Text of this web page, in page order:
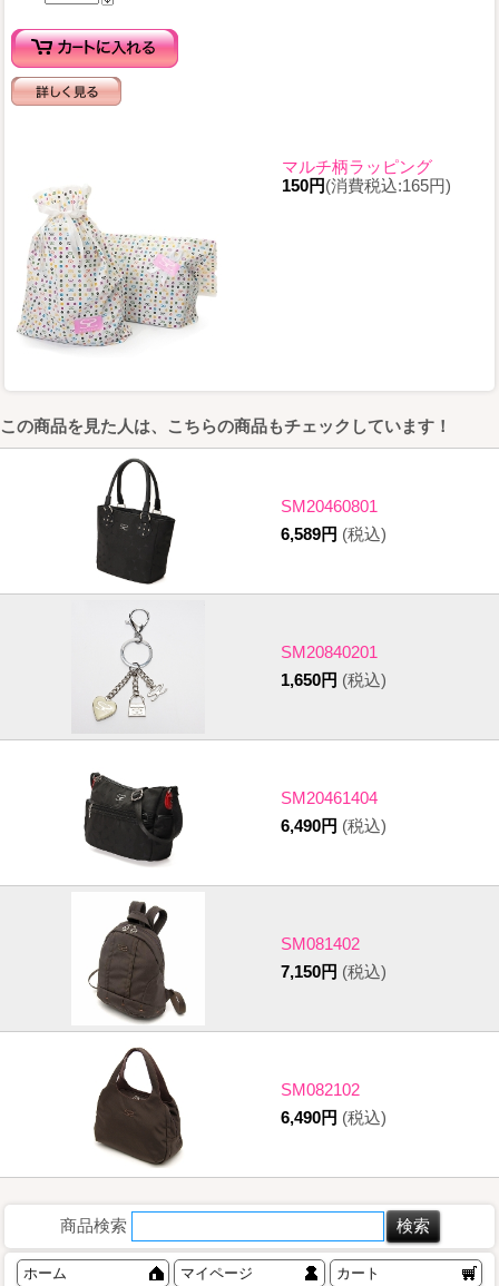
マルチ柄ラッピング
150円(消費税込:165円)
この商品を見た人は、こちらの商品もチェックしています！
SM20460801
6,589円 (税込)
SM20840201
1,650円 (税込)
SM20461404
6,490円 (税込)
SM081402
7,150円 (税込)
SM082102
6,490円 (税込)
商品検索
ホーム マイページ カート